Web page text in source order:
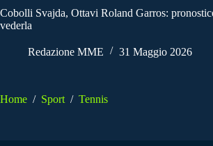
Cobolli Svajda, Ottavi Roland Garros:
vederla
Redazione MME 31 Maggio 2026
Home / Sport / Tennis